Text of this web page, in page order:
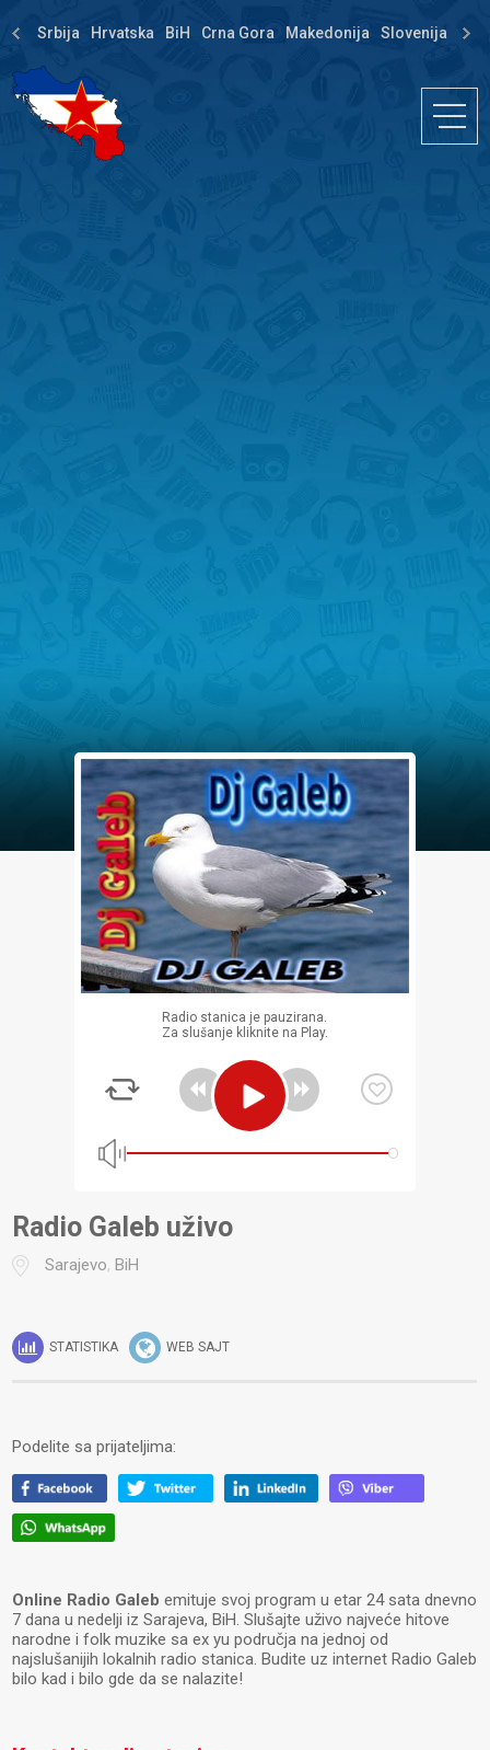
Srbija Hrvatska BiH Crna Gora Makedonija Slovenija
Radio stanica je pauzirana.
Za slušanje kliknite na Play.
Radio Galeb uživo
Sarajevo,BiH
STATISTIKA WEB SAJT
Podelite sa prijateljima:
Online Radio Galeb emituje svoj program u etar 24 sata dnevno
7 dana u nedelji iz Sarajeva, BiH. Slušajte uživo najveće hitove
narodne i folk muzike sa ex yu područja na jednoj od
najslušanijih lokalnih radio stanica. Budite uz internet Radio Galeb
bilo kad i bilo gde da se nalazite!